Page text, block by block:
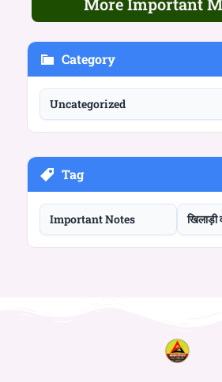
Category
Uncategorized
Tag
Important Notes खिलाड़ी